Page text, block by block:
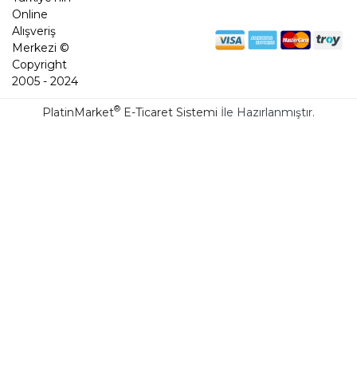
Online
Alışveriş
Merkezi ©
Copyright
2005 - 2024
PlatinMarket® E-Ticaret Sistemi İle Hazırlanmıştır.